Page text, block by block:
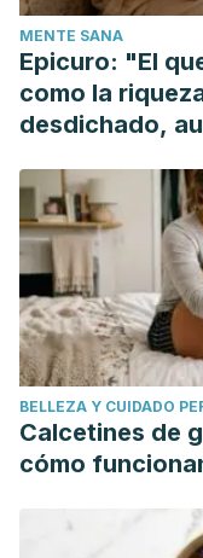
“Chemical
Antioxidant Activity
Desmodium
Complementary
Addy, M.E., et al.,
Desmodium
Boye, G
Medicine in
Research. Vol 4,
MENTE SANA
Epicuro: "El
como la
desdichado,
BELLEZA Y CUIDADO
Calcetines de
cómo